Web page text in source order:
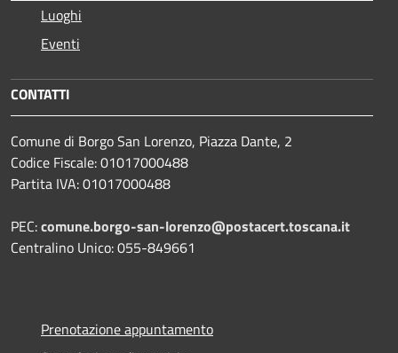
Luoghi
Eventi
CONTATTI
Comune di Borgo San Lorenzo, Piazza Dante, 2
Codice Fiscale: 01017000488
Partita IVA: 01017000488
PEC:comune.borgo-san-lorenzo@postacert.toscana.it
Centralino Unico: 055-849661
Prenotazione appuntamento